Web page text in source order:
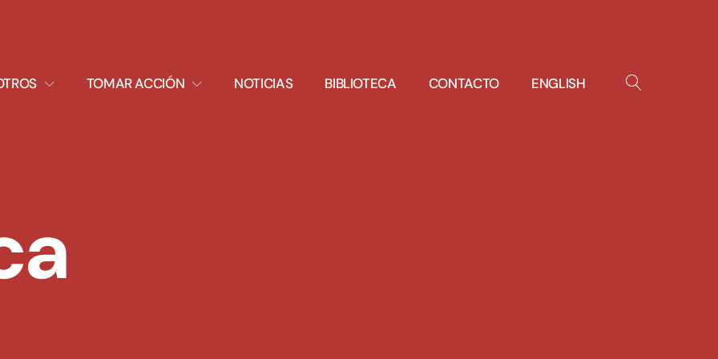
TOMAR ACCIÓN
EXPAND
DROPDOWN
NOTICIAS BIBLIOTECA CONTACTO ENGLISH